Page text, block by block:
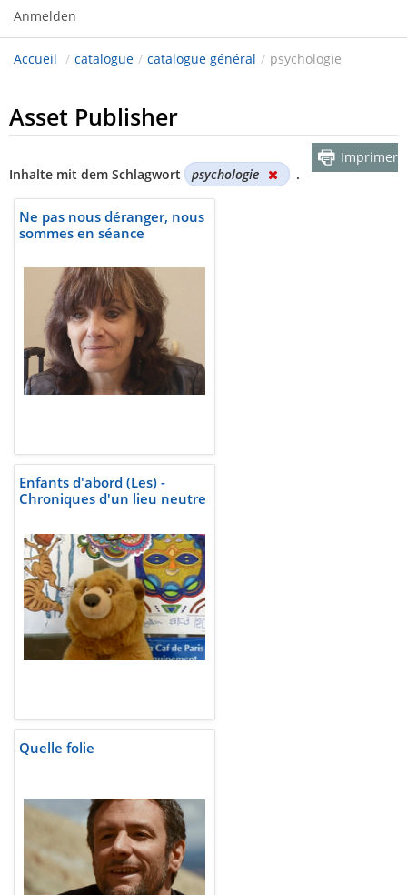
Anmelden
Accueil / catalogue / catalogue général / psychologie
Asset Publisher
Inhalte mit dem Schlagwort psychologie .
Imprimer
Ne pas nous déranger, nous
sommes en séance
Enfants d'abord (Les) -
Chroniques d'un lieu neutre
Quelle folie